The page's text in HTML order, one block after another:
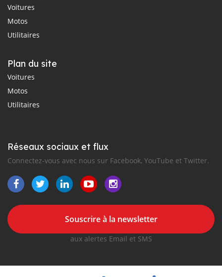
Voitures
Motos
Utilitaires
Plan du site
Voitures
Motos
Utilitaires
Réseaux sociaux et flux
Connectez-vous avec nous sur Facebook, YouTube et Twitter.
Souscrire à la newsletter
aux alertes Email et SMS